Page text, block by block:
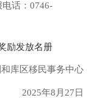
话：0746-
励发放名册
移民事务中心
年8月27日